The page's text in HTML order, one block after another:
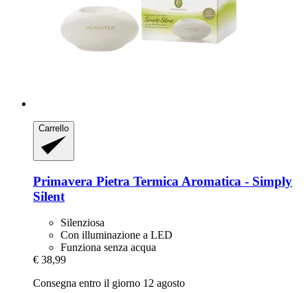
Carrello
Primavera Pietra Termica Aromatica -​ Simply
Silent
Silenziosa
Con illuminazione a LED
Funziona senza acqua
€ 38,99
Consegna entro il giorno 12 agosto